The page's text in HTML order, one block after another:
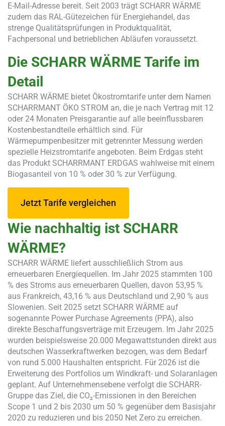
E-Mail-Adresse bereit. Seit 2003 trägt SCHARR WÄRME
zudem das RAL-Gütezeichen für Energiehandel, das
strenge Qualitätsprüfungen in Produktqualität,
Fachpersonal und betrieblichen Abläufen voraussetzt.
Die SCHARR WÄRME Tarife im
Detail
SCHARR WÄRME bietet Ökostromtarife unter dem Namen
SCHARRMANT ÖKO STROM an, die je nach Vertrag mit 12
oder 24 Monaten Preisgarantie auf alle beeinflussbaren
Kostenbestandteile erhältlich sind. Für
Wärmepumpenbesitzer mit getrennter Messung werden
spezielle Heizstromtarife angeboten. Beim Erdgas steht
das Produkt SCHARRMANT ERDGAS wahlweise mit einem
Biogasanteil von 10 % oder 30 % zur Verfügung.
Jetzt Tarife vergleichen
Wie nachhaltig ist SCHARR
WÄRME?
SCHARR WÄRME liefert ausschließlich Strom aus
erneuerbaren Energiequellen. Im Jahr 2025 stammten 100
% des Stroms aus erneuerbaren Quellen, davon 53,95 %
aus Frankreich, 43,16 % aus Deutschland und 2,90 % aus
Slowenien. Seit 2025 setzt SCHARR WÄRME auf
sogenannte Power Purchase Agreements (PPA), also
direkte Beschaffungsverträge mit Erzeugern. Im Jahr 2025
wurden beispielsweise 20.000 Megawattstunden direkt aus
deutschen Wasserkraftwerken bezogen, was dem Bedarf
von rund 5.000 Haushalten entspricht. Für 2026 ist die
Erweiterung des Portfolios um Windkraft- und Solaranlagen
geplant. Auf Unternehmensebene verfolgt die SCHARR-
Gruppe das Ziel, die CO₂-Emissionen in den Bereichen
Scope 1 und 2 bis 2030 um 50 % gegenüber dem Basisjahr
2020 zu reduzieren und bis 2050 Net Zero zu erreichen.